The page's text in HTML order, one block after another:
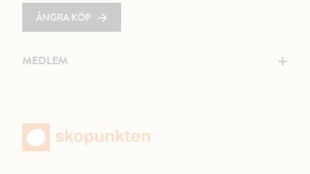
ÅNGRA KÖP
MEDLEM +